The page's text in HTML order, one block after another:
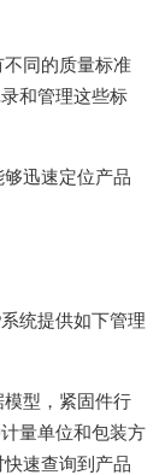
不同的质量标准
和管理这些标
够迅速定位产品
统提供如下管理
模型，紧固件行
量单位和包装方
速查询到产品